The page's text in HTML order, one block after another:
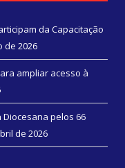
da Capacitação
de 2026
ampliar acesso à
Diocesana pelos 66
de 2026